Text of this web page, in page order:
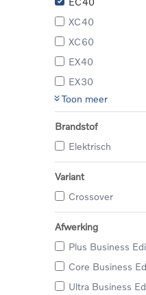
XC40
XC60
EX40
EX30
Toon meer
Brandstof
Elektrisch
Variant
Crossover
Afwerking
Plus Business
Core Business
Ultra Business